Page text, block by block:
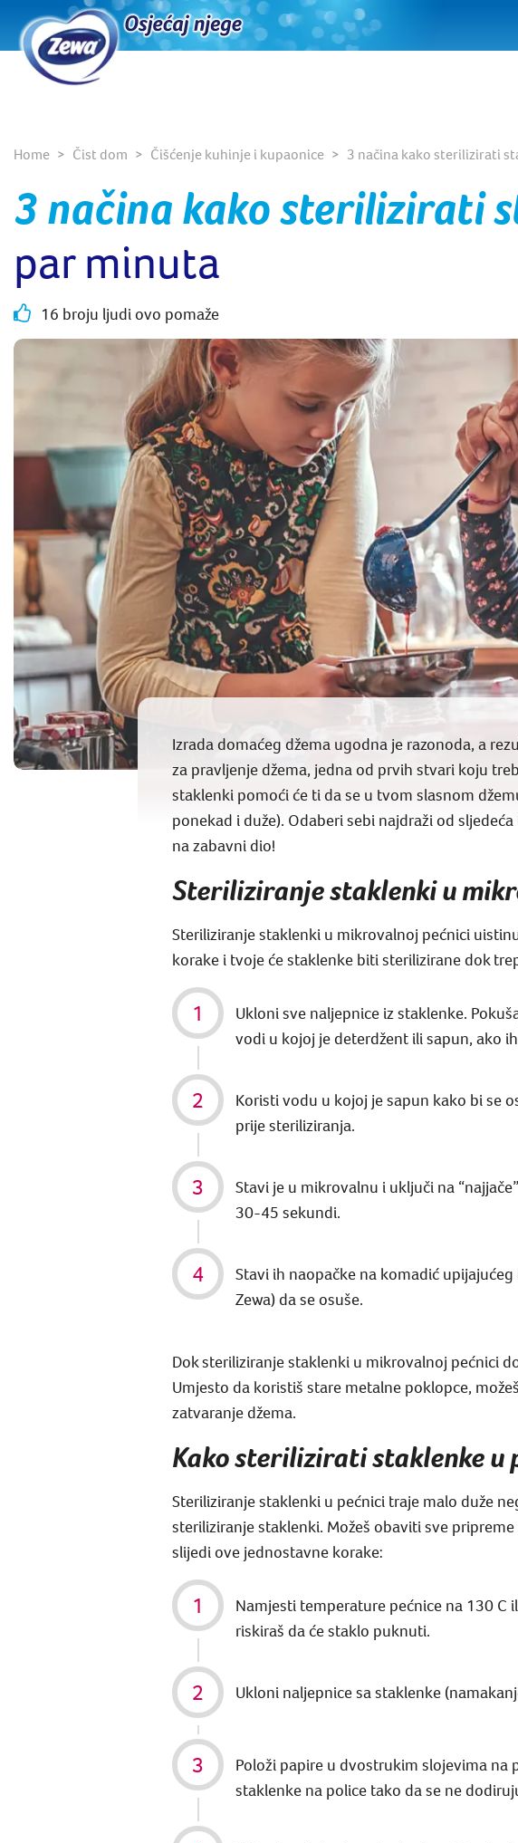
Home Čist dom Čišćenje kuhinje i kupaonice 3 načina kako sterilizirati
3 načina kako sterilizirati
par minuta
16 broju ljudi ovo pomaže
Izrada domaćeg džema ugodna je razonoda, a
za pravljenje džema, jedna od prvih stvari koju
staklenki pomoći će ti da se u tvom slasnom
ponekad i duže). Odaberi sebi najdraži od
na zabavni dio!
Steriliziranje staklenki u
Steriliziranje staklenki u mikrovalnoj pećnici
korake i tvoje će staklenke biti sterilizirane dok
Ukloni sve naljepnice iz staklenke.
vodi u kojoj je deterdžent ili sapun, ako
Koristi vodu u kojoj je sapun kako bi se
prije steriliziranja.
Stavi je u mikrovalnu i uključi na
30-45 sekundi.
Stavi ih naopačke na komadić
Zewa) da se osuše.
Dok steriliziranje staklenki u mikrovalnoj pećnici
Umjesto da koristiš stare metalne poklopce,
zatvaranje džema.
Kako sterilizirati staklenke u
Steriliziranje staklenki u pećnici traje malo duže
steriliziranje staklenki. Možeš obaviti sve
slijedi ove jednostavne korake:
Namjesti temperature pećnice na 130 C
riskiraš da će staklo puknuti.
Ukloni naljepnice sa staklenke
Položi papire u dvostrukim slojevima na
staklenke na police tako da se ne